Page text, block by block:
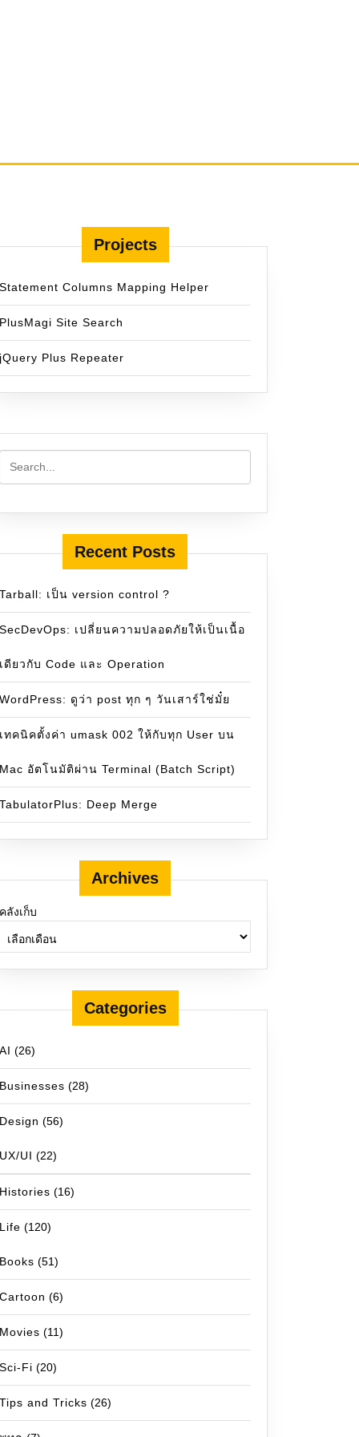
Projects
Statement Columns Mapping Helper
PlusMagi Site Search
jQuery Plus Repeater
Recent Posts
Tarball: เป็น version control ?
SecDevOps: เปลี่ยนความปลอดภัยให้เป็นเนื้อ
เดียวกับ Code และ Operation
WordPress: ดูว่า post ทุก ๆ วันเสาร์ใช่มั๋ย
เทคนิคตั้งค่า umask 002 ให้กับทุก User บน
Mac อัตโนมัติผ่าน Terminal (Batch Script)
TabulatorPlus: Deep Merge
Archives
คลังเก็บ
Categories
AI (26)
Businesses (28)
Design (56)
UX/UI (22)
Histories (16)
Life (120)
Books (51)
Cartoon (6)
Movies (11)
Sci-Fi (20)
Tips and Tricks (26)